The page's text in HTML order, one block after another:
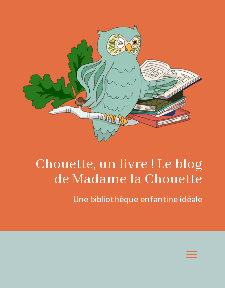
Chouette, un livre ! Le blog
de Madame la Chouette
Une bibliothèque enfantine idéale